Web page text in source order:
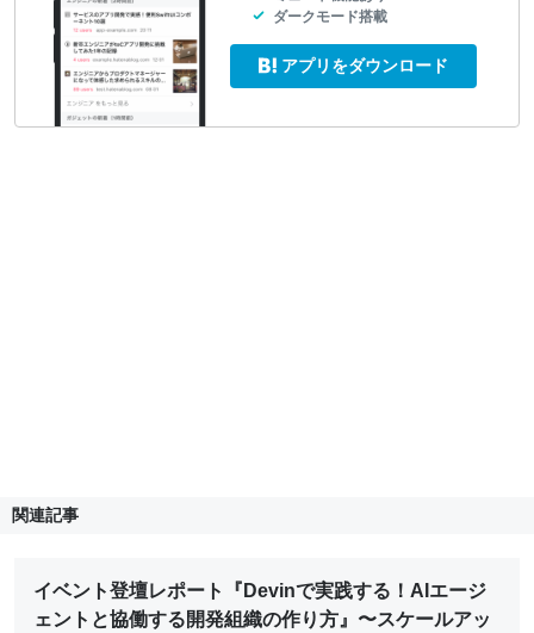
ダークモード搭載
アプリをダウンロード
関連記事
イベント登壇レポート『Devinで実践する！AIエージ
ェントと協働する開発組織の作り方』〜スケールアッ